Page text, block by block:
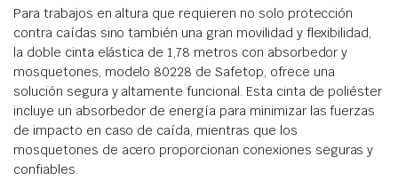
Para trabajos en altura que requieren no solo protección
contra caídas sino también una gran movilidad y flexibilidad,
la doble cinta elástica de 1,78 metros con absorbedor y
mosquetones, modelo 80228 de Safetop, ofrece una
solución segura y altamente funcional. Esta cinta de poliéster
incluye un absorbedor de energía para minimizar las fuerzas
de impacto en caso de caída, mientras que los
mosquetones de acero proporcionan conexiones seguras y
confiables.